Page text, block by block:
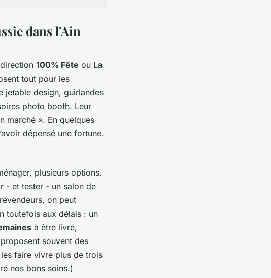
dans l'Ain
100% Fête ou La
tout pour les
jetable design, guirlandes
photo booth. Leur
marché ». En quelques
dépensé une fortune.
plusieurs options.
- et tester - un salon de
on peut
toutefois aux délais : un
à être livré,
souvent des
faire vivre plus de trois
nos bons soins.)